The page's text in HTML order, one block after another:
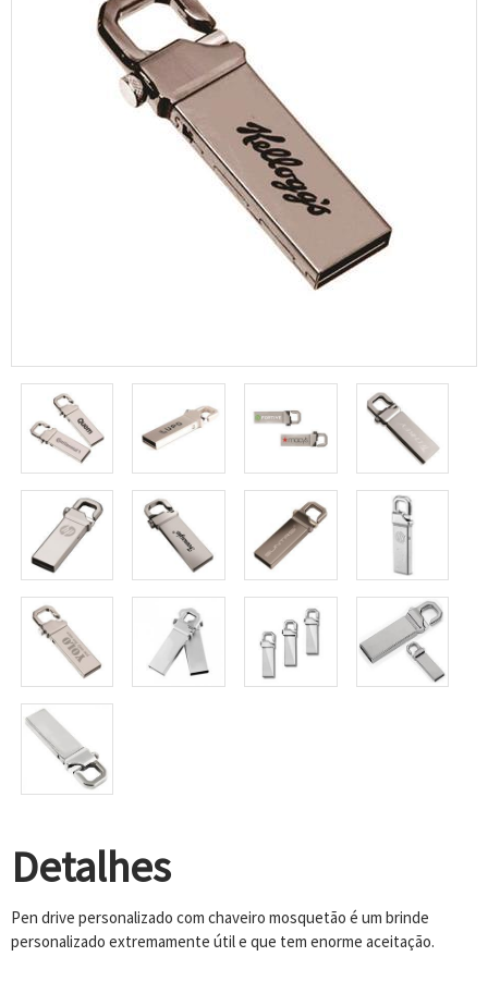
Detalhes
Pen drive personalizado com chaveiro mosquetão é um brinde
personalizado extremamente útil e que tem enorme aceitação.